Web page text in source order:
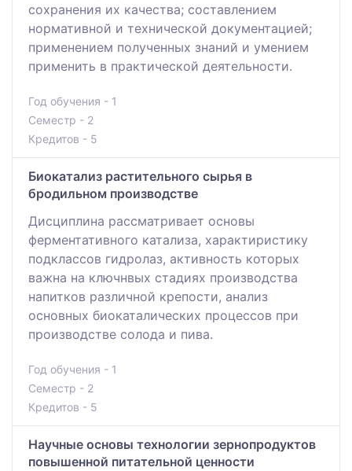
сохранения их качества; составлением
нормативной и технической документацией;
применением полученных знаний и умением
применить в практической деятельности.
Год обучения - 1
Семестр - 2
Кредитов - 5
Биокатализ растительного сырья в
бродильном производстве
Дисциплина рассматривает основы
ферментативного катализа, характиристику
подклассов гидролаз, активность которых
важна на ключнвых стадиях производства
напитков различной крепости, анализ
основных биокаталических процессов при
производстве солода и пива.
Год обучения - 1
Семестр - 2
Кредитов - 5
Научные основы технологии зернопродуктов
повышенной питательной ценности